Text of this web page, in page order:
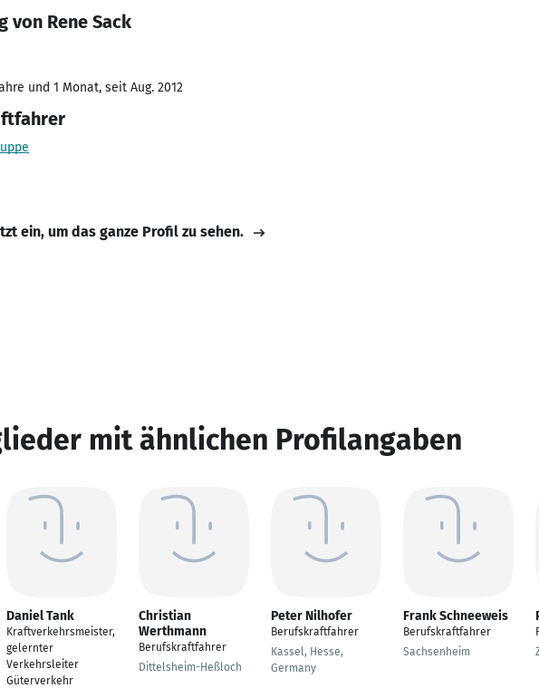
von Rene Sack
und 1 Monat, seit Aug. 2012
ein, um das ganze Profil zu sehen.
mit ähnlichen Profilangaben
Daniel Tank
Kraftverkehrsmeister,
gelernter
Verkehrsleiter
Güterverkehr
Christian
Werthmann
Berufskraftfahrer
Dittelsheim-Heßloch
Peter Nilhofer
Berufskraftfahrer
Kassel, Hesse,
Germany
Frank Schneeweis
Berufskraftfahrer
Sachsenheim